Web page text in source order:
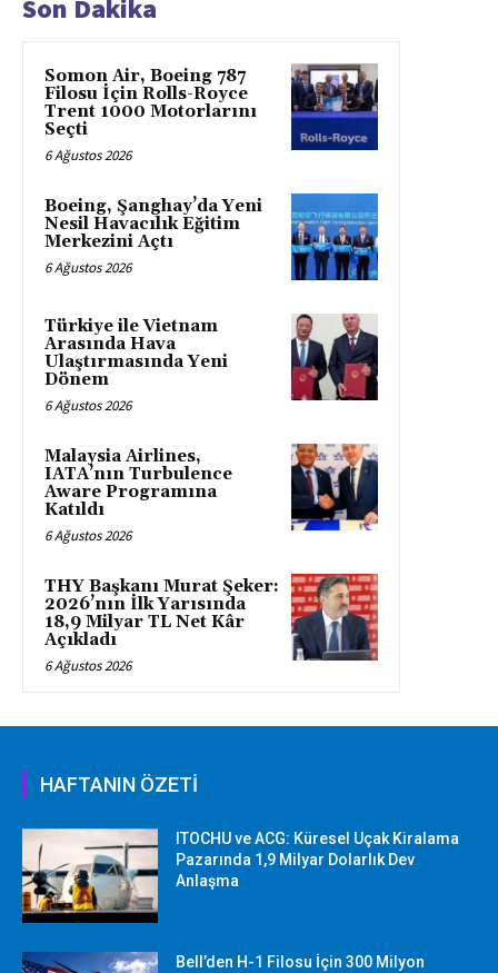
Son Dakika
Somon Air, Boeing 787
Filosu İçin Rolls-Royce
Trent 1000 Motorlarını
Seçti
6 Ağustos 2026
Boeing, Şanghay’da Yeni
Nesil Havacılık Eğitim
Merkezini Açtı
6 Ağustos 2026
Türkiye ile Vietnam
Arasında Hava
Ulaştırmasında Yeni
Dönem
6 Ağustos 2026
Malaysia Airlines,
IATA’nın Turbulence
Aware Programına
Katıldı
6 Ağustos 2026
THY Başkanı Murat Şeker:
2026’nın İlk Yarısında
18,9 Milyar TL Net Kâr
Açıkladı
6 Ağustos 2026
HAFTANIN ÖZETİ
ITOCHU ve ACG: Küresel Uçak Kiralama
Pazarında 1,9 Milyar Dolarlık Dev
Anlaşma
Bell’den H-1 Filosu İçin 300 Milyon